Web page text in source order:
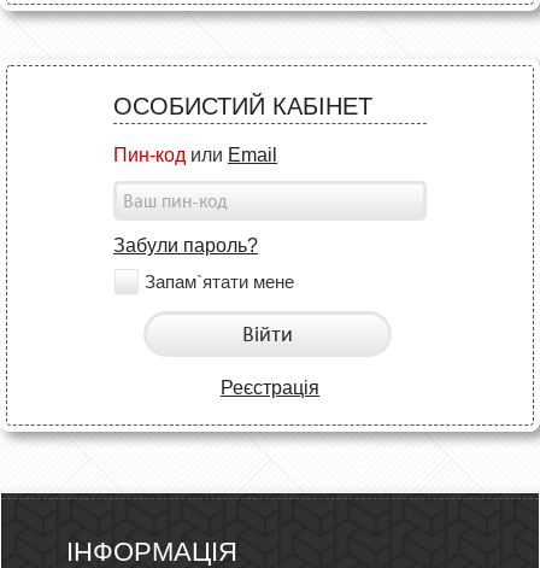
ОСОБИСТИЙ КАБІНЕТ
Пин-код или Email
Забули пароль?
Запам`ятати мене
Війти
Реєстрація
ІНФОРМАЦІЯ